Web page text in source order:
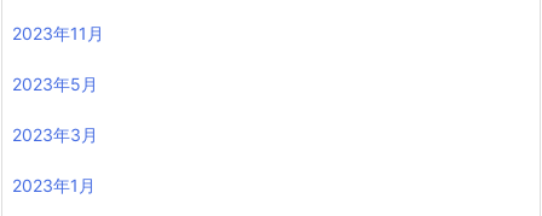
2023年11月
2023年5月
2023年3月
2023年1月